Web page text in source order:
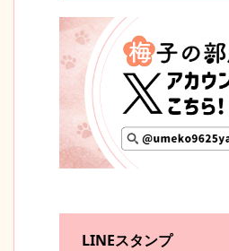
LINEスタンプ